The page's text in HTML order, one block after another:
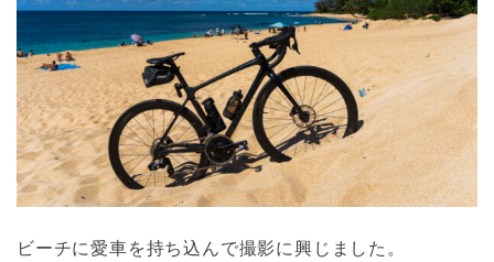
ビーチに愛車を持ち込んで撮影に興じました。